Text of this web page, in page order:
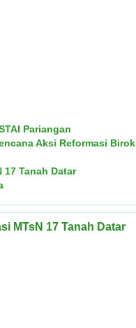
Pariangan
Aksi Reformasi
17 Tanah Datar
MTsN 17 Tanah Datar